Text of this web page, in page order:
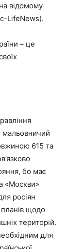
відомому
LifeNews).
– це
мальовничий
615 та
бо має
«Москви»
росіян
планів щодо
територій.
для